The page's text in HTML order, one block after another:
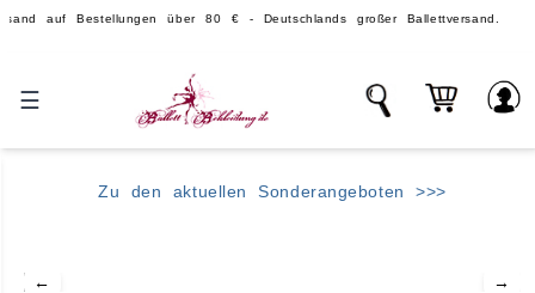
Bestellungen über 80 € - Deutschlands großer Ballettversand.
☰
Zu den aktuellen Sonderangeboten >>>
← →